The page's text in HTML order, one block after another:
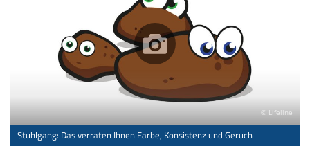
© Lifeline
Stuhlgang: Das verraten Ihnen Farbe, Konsistenz und Geruch